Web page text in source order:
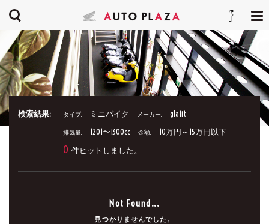
検索結果: タイプ: ミニバイク メーカー: glafit
排気量: 1201〜1300cc 金額: 10万円～15万円以下
0 件ヒットしました。
Not Found...
見つかりませんでした。